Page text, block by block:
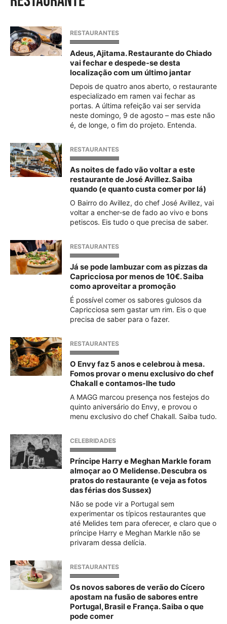
RESTAURANTES
Adeus, Ajitama. Restaurante do Chiado
vai fechar e despede-se desta
localização com um último jantar
Depois de quatro anos aberto, o restaurante
especializado em ramen vai fechar as
portas. A última refeição vai ser servida
neste domingo, 9 de agosto – mas este não
é, de longe, o fim do projeto. Entenda.
RESTAURANTES
As noites de fado vão voltar a este
restaurante de José Avillez. Saiba
quando (e quanto custa comer por lá)
O Bairro do Avillez, do chef José Avillez, vai
voltar a encher-se de fado ao vivo e bons
petiscos. Eis tudo o que precisa de saber.
RESTAURANTES
Já se pode lambuzar com as pizzas da
Capricciosa por menos de 10€. Saiba
como aproveitar a promoção
É possível comer os sabores gulosos da
Capricciosa sem gastar um rim. Eis o que
precisa de saber para o fazer.
RESTAURANTES
O Envy faz 5 anos e celebrou à mesa.
Fomos provar o menu exclusivo do chef
Chakall e contamos-lhe tudo
A MAGG marcou presença nos festejos do
quinto aniversário do Envy, e provou o
menu exclusivo do chef Chakall. Saiba tudo.
CELEBRIDADES
Príncipe Harry e Meghan Markle foram
almoçar ao O Melidense. Descubra os
pratos do restaurante (e veja as fotos
das férias dos Sussex)
Não se pode vir a Portugal sem
experimentar os típicos restaurantes que
até Melides tem para oferecer, e claro que o
príncipe Harry e Meghan Markle não se
privaram dessa delícia.
RESTAURANTES
Os novos sabores de verão do Cícero
apostam na fusão de sabores entre
Portugal, Brasil e França. Saiba o que
pode comer